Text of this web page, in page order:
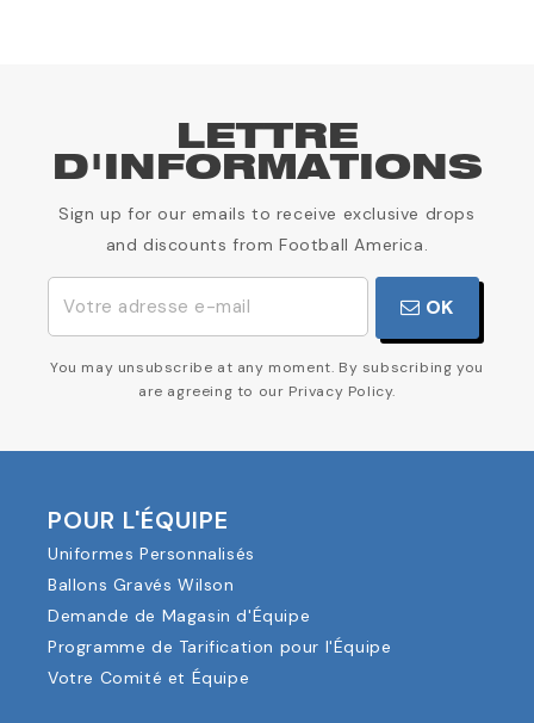
LETTRE
D'INFORMATIONS
Sign up for our emails to receive exclusive drops
and discounts from Football America.
OK
You may unsubscribe at any moment. By subscribing you
are agreeing to our Privacy Policy.
POUR L'ÉQUIPE
Uniformes Personnalisés
Ballons Gravés Wilson
Demande de Magasin d'Équipe
Programme de Tarification pour l'Équipe
Votre Comité et Équipe